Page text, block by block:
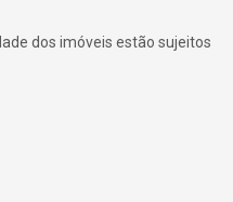
dos imóveis estão sujeitos